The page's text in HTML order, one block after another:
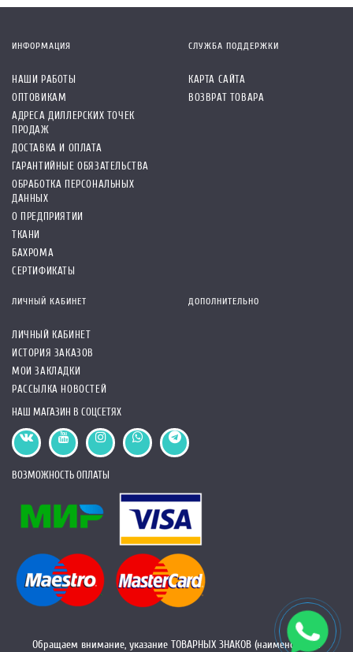
ИНФОРМАЦИЯ
НАШИ РАБОТЫ
ОПТОВИКАМ
АДРЕСА ДИЛЛЕРСКИХ ТОЧЕК
ПРОДАЖ
ДОСТАВКА И ОПЛАТА
ГАРАНТИЙНЫЕ ОБЯЗАТЕЛЬСТВА
ОБРАБОТКА ПЕРСОНАЛЬНЫХ
ДАННЫХ
О ПРЕДПРИЯТИИ
ТКАНИ
БАХРОМА
СЕРТИФИКАТЫ
СЛУЖБА ПОДДЕРЖКИ
КАРТА САЙТА
ВОЗВРАТ ТОВАРА
ЛИЧНЫЙ КАБИНЕТ
ЛИЧНЫЙ КАБИНЕТ
ИСТОРИЯ ЗАКАЗОВ
МОИ ЗАКЛАДКИ
РАССЫЛКА НОВОСТЕЙ
ДОПОЛНИТЕЛЬНО
НАШ МАГАЗИН В СОЦСЕТЯХ
ВОЗМОЖНОСТЬ ОПЛАТЫ
Обращаем внимание, указание ТОВАРНЫХ ЗНАКОВ (наименований